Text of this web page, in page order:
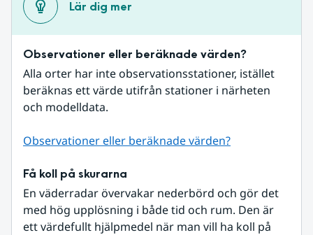
Lär dig mer
Observationer eller beräknade värden?
Alla orter har inte observationsstationer, istället
beräknas ett värde utifrån stationer i närheten
och modelldata.
Observationer eller beräknade värden?
Få koll på skurarna
En väderradar övervakar nederbörd och gör det
med hög upplösning i både tid och rum. Den är
ett värdefullt hjälpmedel när man vill ha koll på